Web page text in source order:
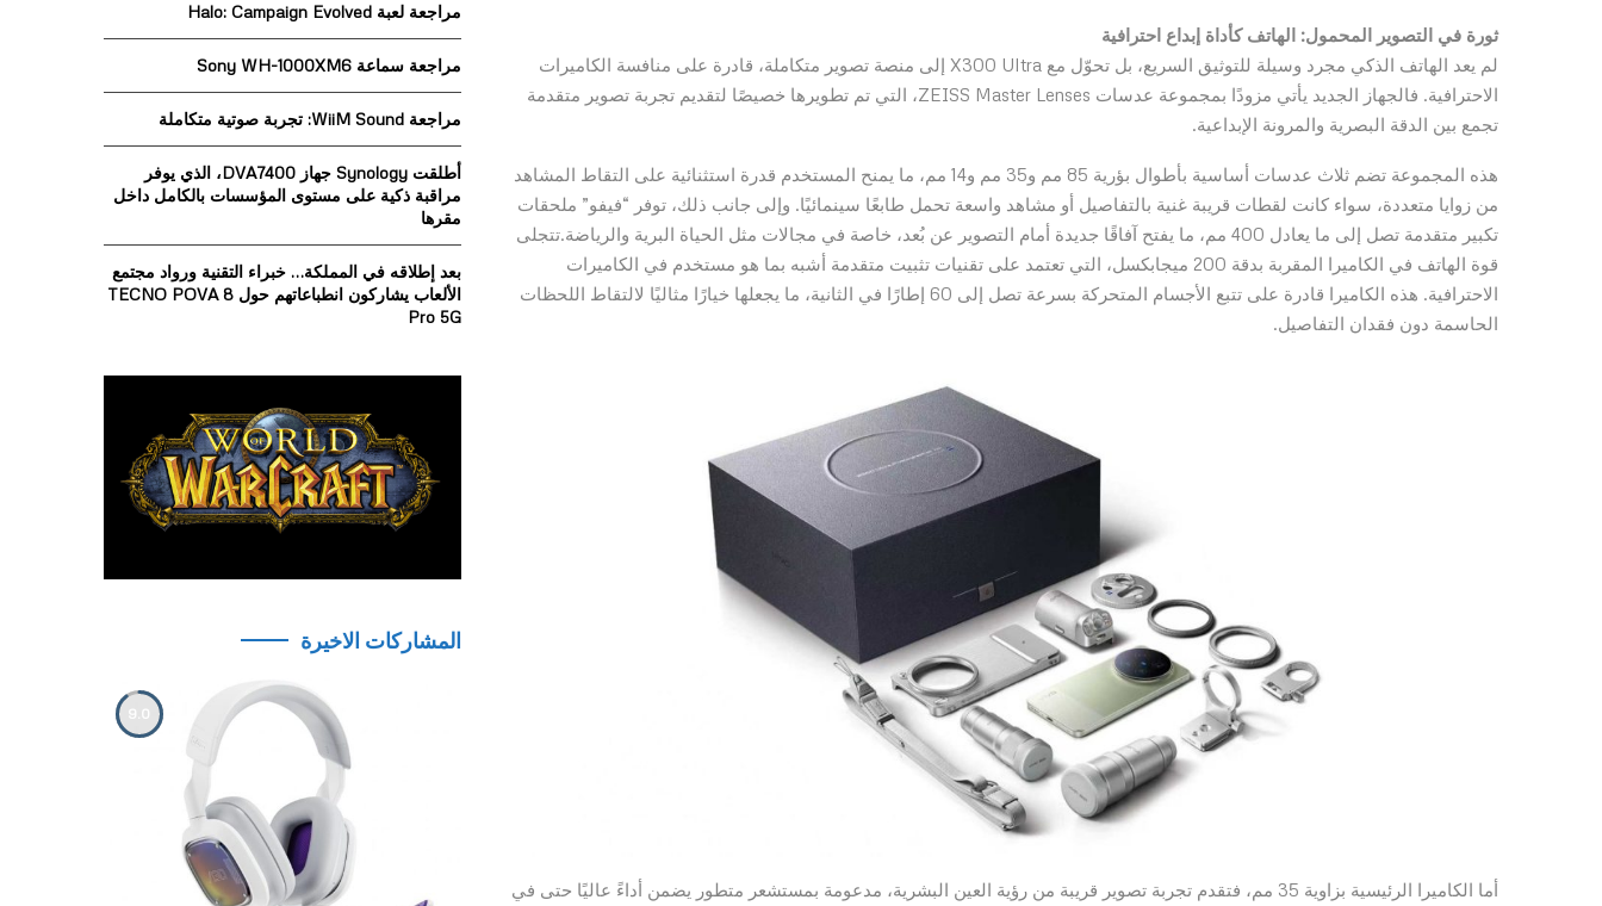
ثورة في التصوير المحمول: الهاتف كأداة إبداع احترافية
لم يعد الهاتف الذكي مجرد وسيلة للتوثيق السريع، بل تحوّل مع X300 Ultra إلى منصة تصوير متكاملة، قادرة على منافسة الكاميرات
الاحترافية. فالجهاز الجديد يأتي مزودًا بمجموعة عدسات ZEISS Master Lenses، التي تم تطويرها خصيصًا لتقديم تجربة تصوير متقدمة
تجمع بين الدقة البصرية والمرونة الإبداعية.
هذه المجموعة تضم ثلاث عدسات أساسية بأطوال بؤرية 85 مم و35 مم و14 مم، ما يمنح المستخدم قدرة استثنائية على التقاط المشاهد
من زوايا متعددة، سواء كانت لقطات قريبة غنية بالتفاصيل أو مشاهد واسعة تحمل طابعًا سينمائيًا. وإلى جانب ذلك، توفر “فيفو” ملحقات
تكبير متقدمة تصل إلى ما يعادل 400 مم، ما يفتح آفاقًا جديدة أمام التصوير عن بُعد، خاصة في مجالات مثل الحياة البرية والرياضة.تتجلى
قوة الهاتف في الكاميرا المقربة بدقة 200 ميجابكسل، التي تعتمد على تقنيات تثبيت متقدمة أشبه بما هو مستخدم في الكاميرات
الاحترافية. هذه الكاميرا قادرة على تتبع الأجسام المتحركة بسرعة تصل إلى 60 إطارًا في الثانية، ما يجعلها خيارًا مثاليًا لالتقاط اللحظات
الحاسمة دون فقدان التفاصيل.
أما الكاميرا الرئيسية بزاوية 35 مم، فتقدم تجربة تصوير قريبة من رؤية العين البشرية، مدعومة بمستشعر متطور يضمن أداءً عاليًا حتى في
f
r
:
مراجعة لعبة Halo: Campaign Evolved
مراجعة سماعة Sony WH-1000XM6
مراجعة WiiM Sound: تجربة صوتية متكاملة
أطلقت Synology جهاز DVA7400، الذي يوفر
مراقبة ذكية على مستوى المؤسسات بالكامل داخل
مقرها
بعد إطلاقه في المملكة… خبراء التقنية ورواد مجتمع
الألعاب يشاركون انطباعاتهم حول TECNO POVA 8
Pro 5G
المشاركات الاخيرة
9.0